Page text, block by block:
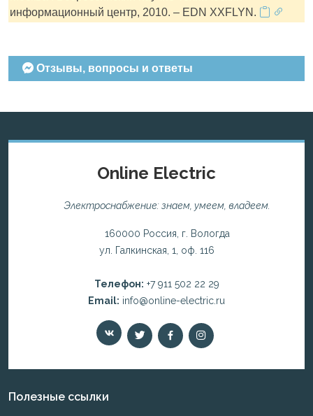
информационный центр, 2010. – EDN XXFLYN.
Отзывы, вопросы и ответы
Online Electric
Электроснабжение: знаем, умеем, владеем.
160000 Россия, г. Вологда
ул. Галкинская, 1, оф. 116
Телефон: +7 911 502 22 29
Email: info@online-electric.ru
Полезные ссылки